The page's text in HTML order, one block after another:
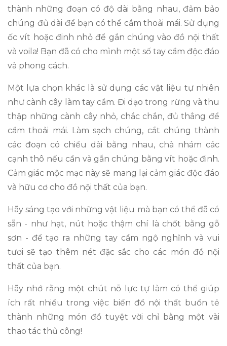
thành những đoạn có độ dài bằng nhau, đảm bảo
chúng đủ dài để bạn có thể cầm thoải mái. Sử dụng
ốc vít hoặc đinh nhỏ để gắn chúng vào đồ nội thất
và voila! Bạn đã có cho mình một số tay cầm độc đáo
và phong cách.
Một lựa chọn khác là sử dụng các vật liệu tự nhiên
như cành cây làm tay cầm. Đi dạo trong rừng và thu
thập những cành cây nhỏ, chắc chắn, đủ thẳng để
cầm thoải mái. Làm sạch chúng, cắt chúng thành
các đoạn có chiều dài bằng nhau, chà nhám các
cạnh thô nếu cần và gắn chúng bằng vít hoặc đinh.
Cảm giác mộc mạc này sẽ mang lại cảm giác độc đáo
và hữu cơ cho đồ nội thất của bạn.
Hãy sáng tạo với những vật liệu mà bạn có thể đã có
sẵn - như hạt, nút hoặc thậm chí là chốt bằng gỗ
sơn - để tạo ra những tay cầm ngộ nghĩnh và vui
tươi sẽ tạo thêm nét đặc sắc cho các món đồ nội
thất của bạn.
Hãy nhớ rằng một chút nỗ lực tự làm có thể giúp
ích rất nhiều trong việc biến đồ nội thất buồn tẻ
thành những món đồ tuyệt vời chỉ bằng một vài
thao tác thủ công!